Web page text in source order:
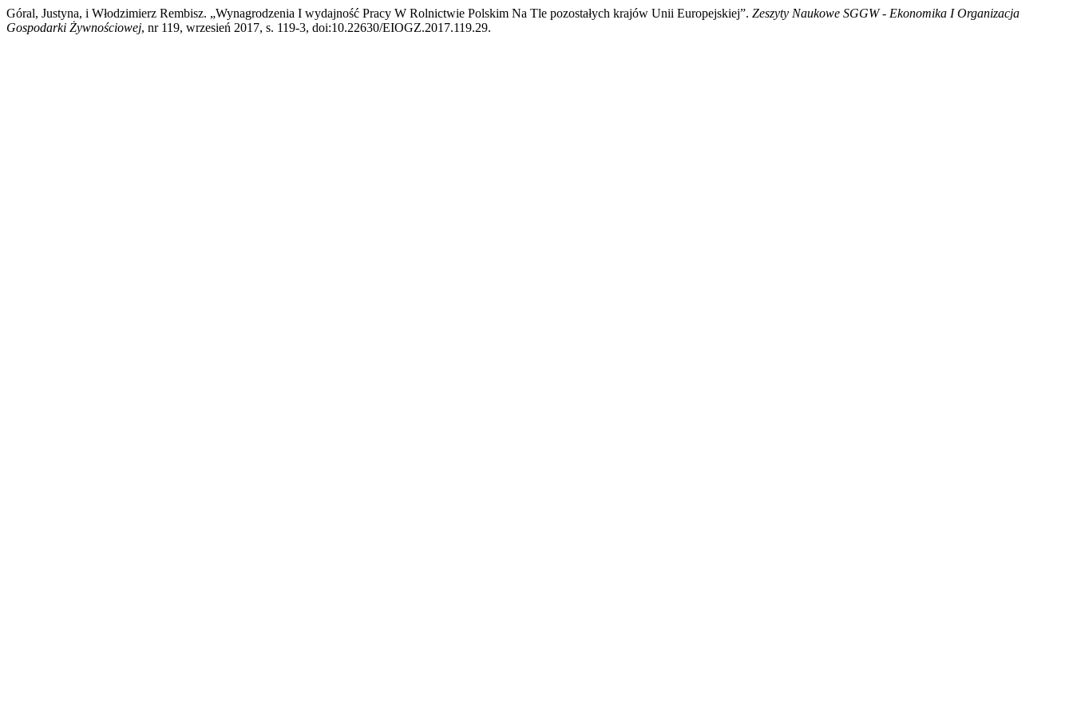
Góral, Justyna, i Włodzimierz Rembisz. „Wynagrodzenia I wydajność Pracy W Rolnictwie Polskim Na Tle pozostałych krajów Unii Europejskiej”. Zeszyty Naukowe SGGW - Ekonomika I Organizacja
Gospodarki Żywnościowej, nr 119, wrzesień 2017, s. 119-3, doi:10.22630/EIOGZ.2017.119.29.